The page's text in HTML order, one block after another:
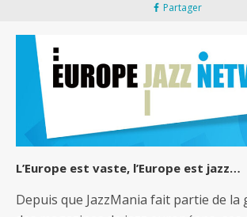
Partager
L’Europe est vaste, l’Europe est jazz…
Depuis que JazzMania fait partie de la